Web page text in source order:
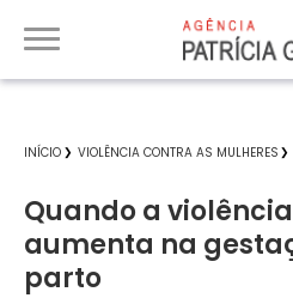
INÍCIO VIOLÊNCIA CONTRA AS MULHERES
Quando a
aumenta na
parto